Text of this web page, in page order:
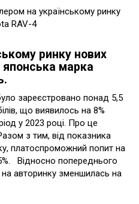
на українському ринку
RAV-4
ринку нових
японська марка
зареєстровано понад 5,5
що виявилось на 8%
у 2023 році. Про це
з тим, від показника
платоспроможний попит на
Відносно попереднього
на авторинку зменшилась на